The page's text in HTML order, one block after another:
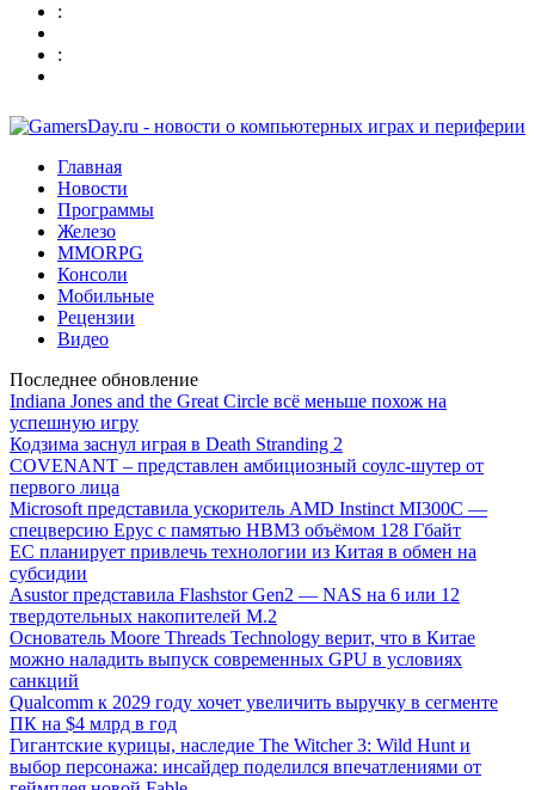
:
:
Главная
Новости
Программы
Железо
MMORPG
Консоли
Мобильные
Рецензии
Видео
Последнее обновление
Indiana Jones and the Great Circle всё меньше похож на
успешную игру
Кодзима заснул играя в Death Stranding 2
COVENANT – представлен амбициозный соулс-шутер от
первого лица
Microsoft представила ускоритель AMD Instinct MI300C —
спецверсию Epyc с памятью HBM3 объёмом 128 Гбайт
ЕС планирует привлечь технологии из Китая в обмен на
субсидии
Asustor представила Flashstor Gen2 — NAS на 6 или 12
твердотельных накопителей M.2
Основатель Moore Threads Technology верит, что в Китае
можно наладить выпуск современных GPU в условиях
санкций
Qualcomm к 2029 году хочет увеличить выручку в сегменте
ПК на $4 млрд в год
Гигантские курицы, наследие The Witcher 3: Wild Hunt и
выбор персонажа: инсайдер поделился впечатлениями от